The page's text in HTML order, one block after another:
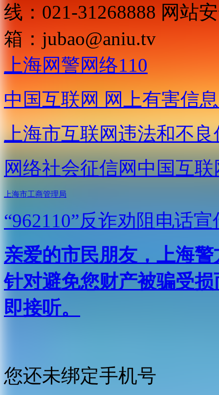
线：021-31268888 网站
箱： jubao@aniu.tv
上海网警网络110
中国互联网 网上有害信
上海市互联网违法和不
网络社会征信网 中国互
上海市工商管理局
“962110”反诈劝阻电话宣
亲爱的市民朋友，上海
针对避免您财产被骗受
即接听。
您还未绑定手机号